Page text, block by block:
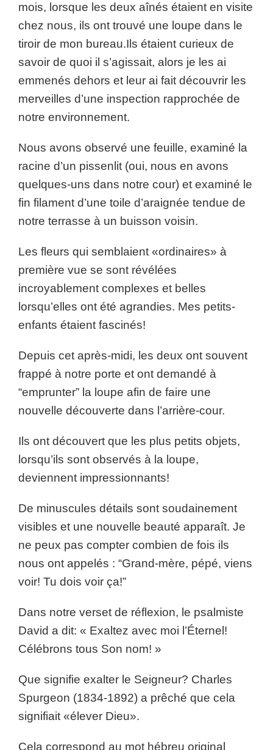
mois, lorsque les deux aînés étaient en visite
chez nous, ils ont trouvé une loupe dans le
tiroir de mon bureau.Ils étaient curieux de
savoir de quoi il s’agissait, alors je les ai
emmenés dehors et leur ai fait découvrir les
merveilles d’une inspection rapprochée de
notre environnement.
Nous avons observé une feuille, examiné la
racine d’un pissenlit (oui, nous en avons
quelques-uns dans notre cour) et examiné le
fin filament d’une toile d’araignée tendue de
notre terrasse à un buisson voisin.
Les fleurs qui semblaient «ordinaires» à
première vue se sont révélées
incroyablement complexes et belles
lorsqu’elles ont été agrandies. Mes petits-
enfants étaient fascinés!
Depuis cet après-midi, les deux ont souvent
frappé à notre porte et ont demandé à
“emprunter” la loupe afin de faire une
nouvelle découverte dans l’arrière-cour.
Ils ont découvert que les plus petits objets,
lorsqu’ils sont observés à la loupe,
deviennent impressionnants!
De minuscules détails sont soudainement
visibles et une nouvelle beauté apparaît. Je
ne peux pas compter combien de fois ils
nous ont appelés : “Grand-mère, pépé, viens
voir! Tu dois voir ça!”
Dans notre verset de réflexion, le psalmiste
David a dit: « Exaltez avec moi l’Éternel!
Célébrons tous Son nom! »
Que signifie exalter le Seigneur? Charles
Spurgeon (1834-1892) a prêché que cela
signifiait «élever Dieu».
Cela correspond au mot hébreu original